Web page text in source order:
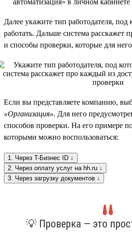
Далее укажите тип работодателя, под
работать. Дальше система расскажет
и способы проверки, которые для
Если вы представляете компанию,
«Организация». Для него
способов проверки. На его примере
которыми можно воспользоваться:
1. Через T-Бизнес ID ↓
2. Через оплату услуг на hh.ru ↓
3. Через загрузку документов ↓
💡 Проверка — это